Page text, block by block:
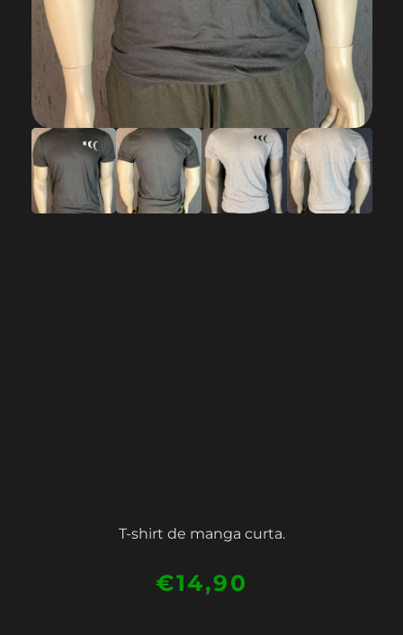
T-shirt de manga curta.
€14,90